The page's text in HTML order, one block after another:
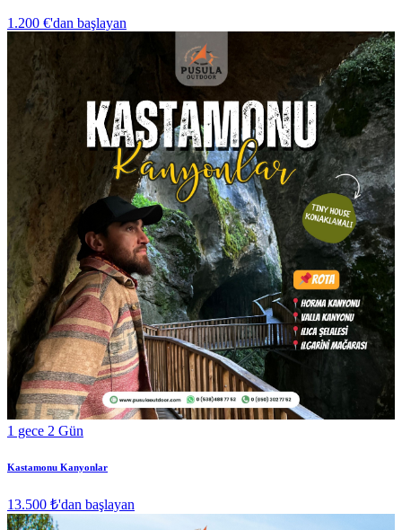
1.200 €'dan başlayan
1 gece 2 Gün
Kastamonu Kanyonlar
13.500 ₺'dan başlayan